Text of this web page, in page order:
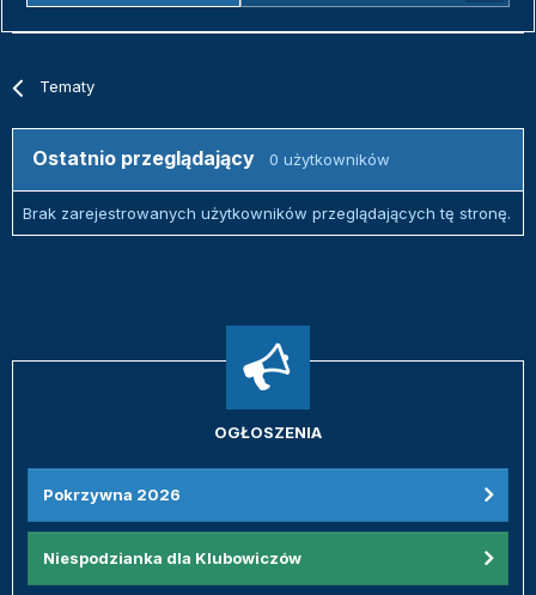
Tematy
Ostatnio przeglądający 0 użytkowników
Brak zarejestrowanych użytkowników przeglądających tę stronę.
OGŁOSZENIA
Pokrzywna 2026
Niespodzianka dla Klubowiczów